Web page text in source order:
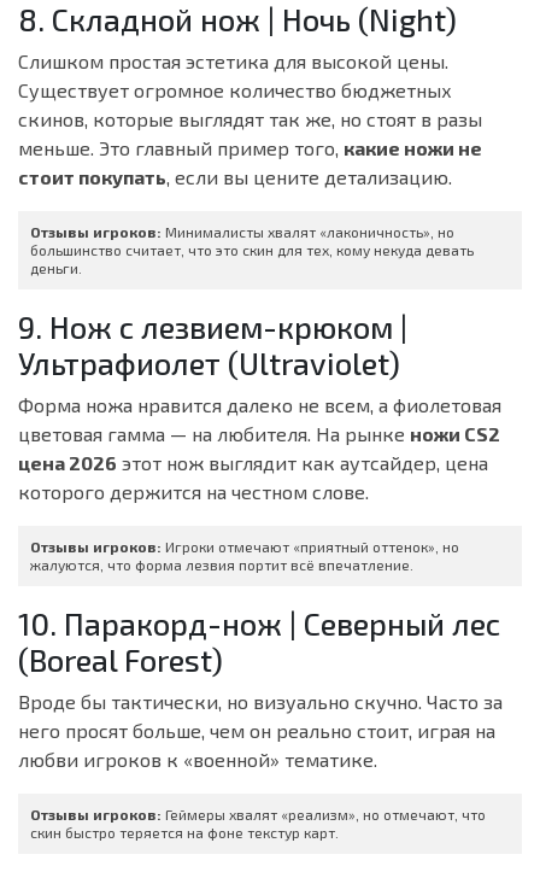
8. Складной нож | Ночь (Night)
Слишком простая эстетика для высокой цены.
Существует огромное количество бюджетных
скинов, которые выглядят так же, но стоят в разы
меньше. Это главный пример того, какие ножи не
стоит покупать, если вы цените детализацию.
Отзывы игроков: Минималисты хвалят «лаконичность», но
большинство считает, что это скин для тех, кому некуда девать
деньги.
9. Нож с лезвием-крюком |
Ультрафиолет (Ultraviolet)
Форма ножа нравится далеко не всем, а фиолетовая
цветовая гамма — на любителя. На рынке ножи CS2
цена 2026 этот нож выглядит как аутсайдер, цена
которого держится на честном слове.
Отзывы игроков: Игроки отмечают «приятный оттенок», но
жалуются, что форма лезвия портит всё впечатление.
10. Паракорд-нож | Северный лес
(Boreal Forest)
Вроде бы тактически, но визуально скучно. Часто за
него просят больше, чем он реально стоит, играя на
любви игроков к «военной» тематике.
Отзывы игроков: Геймеры хвалят «реализм», но отмечают, что
скин быстро теряется на фоне текстур карт.